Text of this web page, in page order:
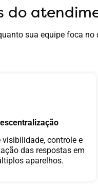
do
sua equipe foca no
visibilidade, controle e
das respostas em
aparelhos.